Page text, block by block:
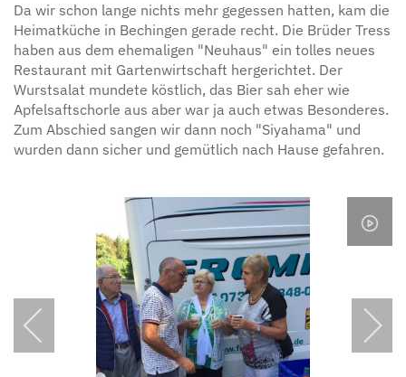
Da wir schon lange nichts mehr gegessen hatten, kam die
Heimatküche in Bechingen gerade recht. Die Brüder Tress
haben aus dem ehemaligen "Neuhaus" ein tolles neues
Restaurant mit Gartenwirtschaft hergerichtet. Der
Wurstsalat mundete köstlich, das Bier sah eher wie
Apfelsaftschorle aus aber war ja auch etwas Besonderes.
Zum Abschied sangen wir dann noch "Siyahama" und
wurden dann sicher und gemütlich nach Hause gefahren.